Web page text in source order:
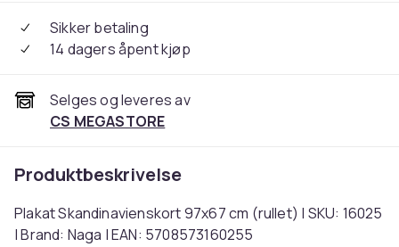
Sikker betaling
14 dagers åpent kjøp
Selges og leveres av
CS MEGASTORE
Produktbeskrivelse
Plakat Skandinavienskort 97x67 cm (rullet) | SKU: 16025
| Brand: Naga | EAN: 5708573160255